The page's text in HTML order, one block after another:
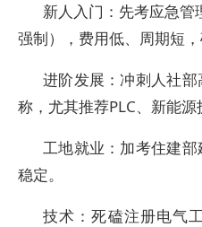
新人入门：先考应急
强制），费用低、周期短，
进阶发展：冲刺人社
称，尤其推荐PLC、新能源
工地就业：加考住建
稳定。
技术：死磕注册电气